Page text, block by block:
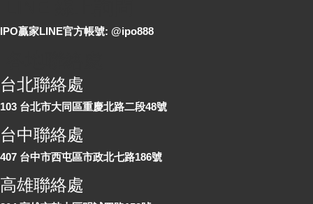
IPO贏家LINE官方帳號: @ipo888
台北聯絡處
103 台北市大同區重慶北路二段48號
台中聯絡處
407 台中市西屯區市政北七路186號
高雄聯絡處